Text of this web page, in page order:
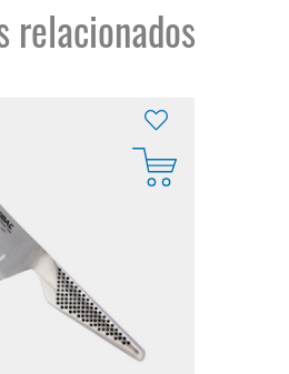
relacionados